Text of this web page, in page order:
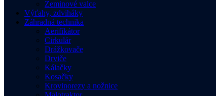
Zeminové valce
Výťahy, zdviháky
Záhradná technika
Aerifikátor
Cirkulár
Drážkovače
Drviče
Kálačky
Kosačky
Krovinorezy a nožnice